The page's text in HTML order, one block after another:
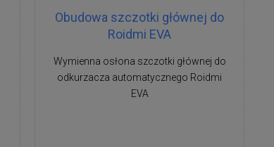
Obudowa szczotki głównej do
Roidmi EVA
Wymienna osłona szczotki głównej do
odkurzacza automatycznego Roidmi
EVA